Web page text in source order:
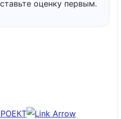
оценку первым.